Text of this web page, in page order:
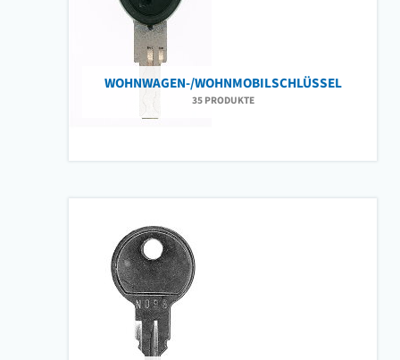
WOHNWAGEN-/WOHNMOBILSCHLÜSSEL
35 PRODUKTE